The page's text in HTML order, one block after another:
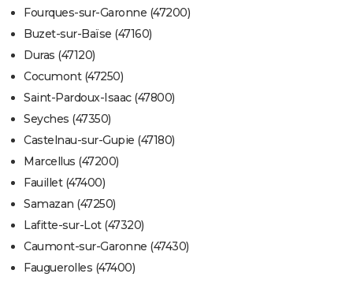
Fourques-sur-Garonne (47200)
Buzet-sur-Baïse (47160)
Duras (47120)
Cocumont (47250)
Saint-Pardoux-Isaac (47800)
Seyches (47350)
Castelnau-sur-Gupie (47180)
Marcellus (47200)
Fauillet (47400)
Samazan (47250)
Lafitte-sur-Lot (47320)
Caumont-sur-Garonne (47430)
Fauguerolles (47400)